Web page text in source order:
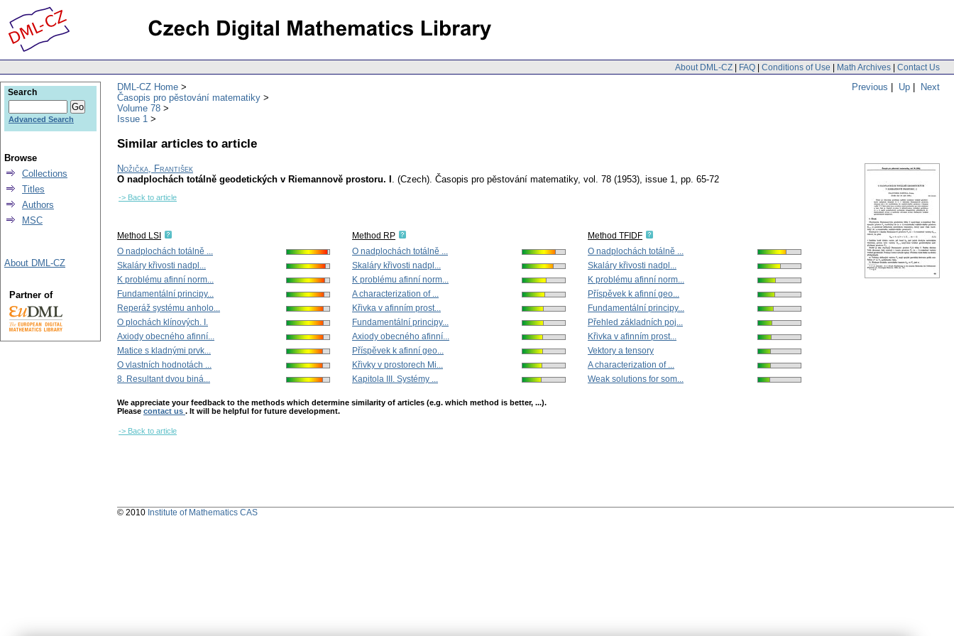
About DML-CZ | FAQ | Conditions of Use | Math Archives | Contact Us
Previous | Up | Next
DML-CZ Home
Časopis pro pěstování matematiky
Volume 78
Issue 1
Similar articles to article
Nožička, František
O nadplochách totálně geodetických v Riemannově prostoru. I . (Czech). Časopis pro pěstování matematiky, vol. 78 (1953), issue 1, pp. 65-72
-> Back to article
Method LSI
O nadplochách totálně ...
Skaláry křivosti nadpl...
K problému afinní norm...
Fundamentální principy...
Reperáž systému anholo...
O plochách klínových. I.
Axiody obecného afinní...
Matice s kladnými prvk...
O vlastních hodnotách ...
8. Resultant dvou biná...
Method RP
O nadplochách totálně ...
Skaláry křivosti nadpl...
K problému afinní norm...
A characterization of ...
Křivka v afinním prost...
Fundamentální principy...
Axiody obecného afinní...
Příspěvek k afinní geo...
Křivky v prostorech Mi...
Kapitola III. Systémy ...
Method TFIDF
O nadplochách totálně ...
Skaláry křivosti nadpl...
K problému afinní norm...
Příspěvek k afinní geo...
Fundamentální principy...
Přehled základních poj...
Křivka v afinním prost...
Vektory a tensory
A characterization of ...
Weak solutions for som...
We appreciate your feedback to the methods which determine similarity of articles (e.g. which method is better, ...).
Please contact us . It will be helpful for future development.
-> Back to article
Search
Advanced Search
Browse
Collections
Titles
Authors
MSC
About DML-CZ
Partner of
© 2010 Institute of Mathematics CAS